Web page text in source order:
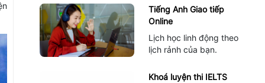
Tiếng Anh Giao tiếp
Online
Lịch học linh động theo
lịch rảnh của bạn.
Khoá luyện thi IELTS